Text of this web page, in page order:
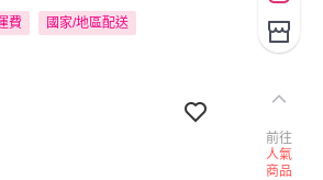
費 國家/地區配送
前往
人氣
商品